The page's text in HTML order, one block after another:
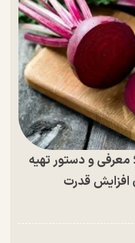
و دستور تهیه
افزایش قدرت